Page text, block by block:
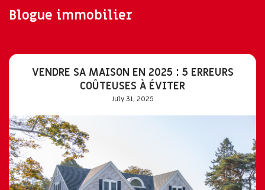
Blogue immobilier
VENDRE SA MAISON EN 2025 : 5 ERREURS
COÛTEUSES À ÉVITER
July 31, 2025